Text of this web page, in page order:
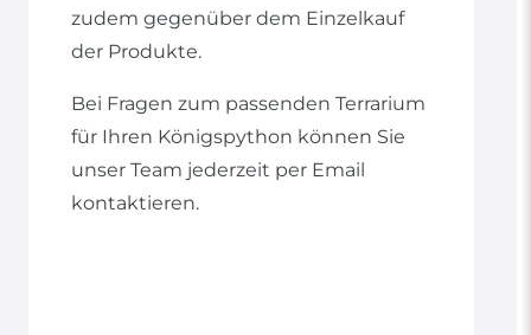
zudem gegenüber dem Einzelkauf
der Produkte.
Bei Fragen zum passenden Terrarium
für Ihren Königspython können Sie
unser Team jederzeit per Email
kontaktieren.